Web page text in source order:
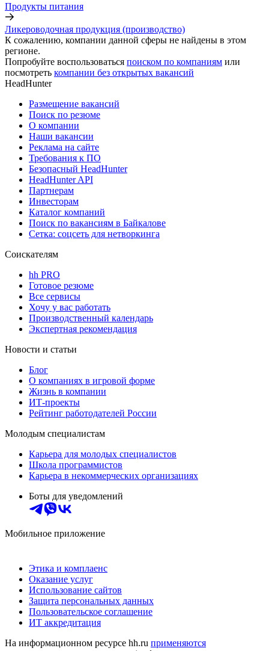
Продукты питания
Ликероводочная продукция (производство)
К сожалению, компании данной сферы не найдены в этом
регионе.
Попробуйте воспользоваться поиском по компаниям или
посмотреть компании без открытых вакансий
HeadHunter
Размещение вакансий
Поиск по резюме
О компании
Наши вакансии
Реклама на сайте
Требования к ПО
Безопасный HeadHunter
HeadHunter API
Партнерам
Инвесторам
Каталог компаний
Поиск по вакансиям в Байкалове
Сетка: соцсеть для нетворкинга
Соискателям
hh PRO
Готовое резюме
Все сервисы
Хочу у вас работать
Производственный календарь
Экспертная рекомендация
Новости и статьи
Блог
О компаниях в игровой форме
Жизнь в компании
ИТ-проекты
Рейтинг работодателей России
Молодым специалистам
Карьера для молодых специалистов
Школа программистов
Карьера в некоммерческих организациях
Боты для уведомлений
Мобильное приложение
Этика и комплаенс
Оказание услуг
Использование сайтов
Защита персональных данных
Пользовательское соглашение
ИТ аккредитация
На информационном ресурсе hh.ru применяются